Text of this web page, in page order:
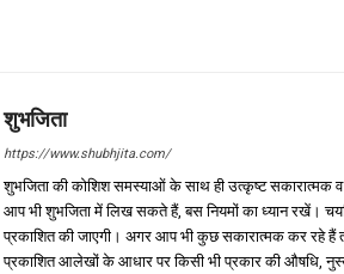
शुभजिता
https://www.shubhjita.com/
शुभजिता की कोशिश समस्याओं के साथ ही उत्कृष्ट
आप भी शुभजिता में लिख सकते हैं, बस नियमों का ध्यान रखें।
प्रकाशित की जाएगी। अगर आप भी कुछ सकारात्मक कर रहे हैं
प्रकाशित आलेखों के आधार पर किसी भी प्रकार की औषधि, नुस्खे